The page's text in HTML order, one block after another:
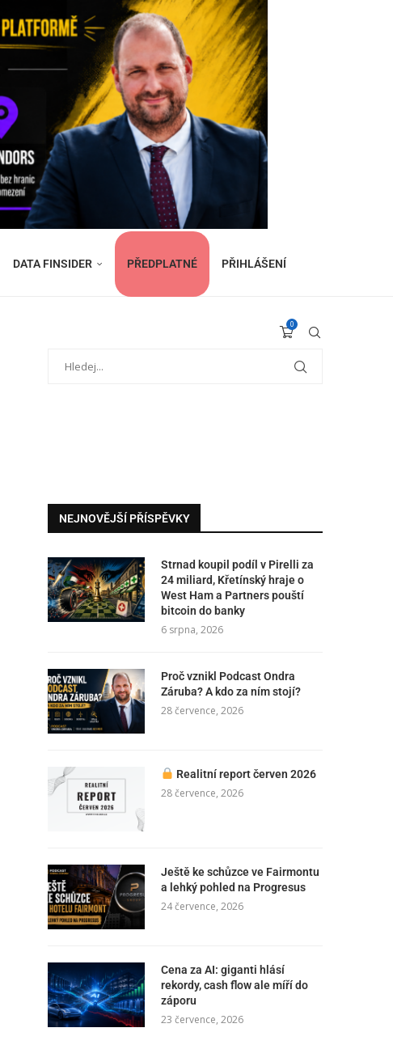
DATA FINSIDER PŘEDPLATNÉ PŘIHLÁŠENÍ
0
NEJNOVĚJŠÍ PŘÍSPĚVKY
Strnad koupil podíl v Pirelli za
24 miliard, Křetínský hraje o
West Ham a Partners pouští
bitcoin do banky
6 srpna, 2026
Proč vznikl Podcast Ondra
Záruba? A kdo za ním stojí?
28 července, 2026
Realitní report červen 2026
28 července, 2026
Ještě ke schůzce ve Fairmontu
a lehký pohled na Progresus
24 července, 2026
Cena za AI: giganti hlásí
rekordy, cash flow ale míří do
záporu
23 července, 2026